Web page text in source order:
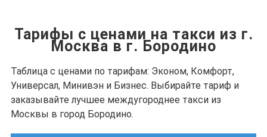
Тарифы с ценами на такси из г.
Москва в г. Бородино
Таблица с ценами по тарифам: Эконом, Комфорт,
Универсал, Минивэн и Бизнес. Выбирайте тариф и
заказывайте лучшее междугороднее такси из
Москвы в город Бородино.